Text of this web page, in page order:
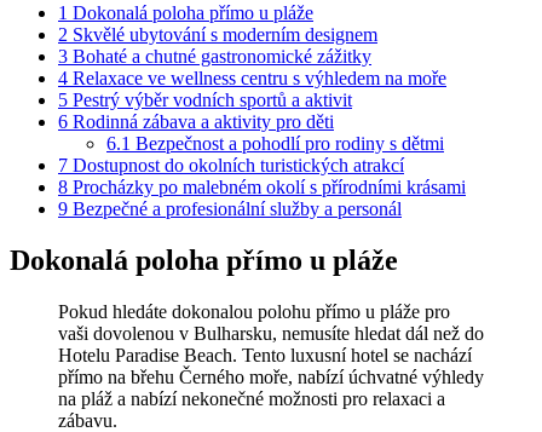
1 Dokonalá poloha přímo u pláže
2 Skvělé ubytování s moderním designem
3 Bohaté a chutné gastronomické zážitky
4 Relaxace ve wellness centru s výhledem na moře
5 Pestrý výběr vodních sportů a aktivit
6 Rodinná zábava a aktivity pro děti
6.1 Bezpečnost a pohodlí pro rodiny s dětmi
7 Dostupnost do okolních turistických atrakcí
8 Procházky po malebném okolí s přírodními krásami
9 Bezpečné a profesionální služby a personál
Dokonalá poloha přímo u pláže
Pokud hledáte dokonalou polohu přímo u pláže pro
vaši dovolenou v Bulharsku, nemusíte hledat dál než do
Hotelu Paradise Beach. Tento luxusní hotel se nachází
přímo na břehu Černého moře, nabízí úchvatné výhledy
na pláž a nabízí nekonečné možnosti pro relaxaci a
zábavu.